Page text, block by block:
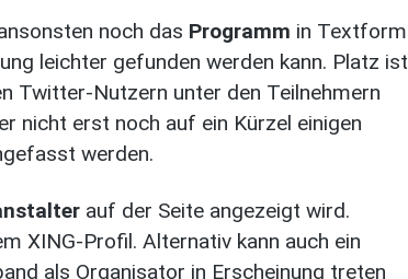
noch das Programm in Textform
leichter gefunden werden kann. Platz ist
Twitter-Nutzern unter den Teilnehmern
nicht erst noch auf ein Kürzel einigen
werden.
auf der Seite angezeigt wird.
XING-Profil. Alternativ kann auch ein
als Organisator in Erscheinung treten